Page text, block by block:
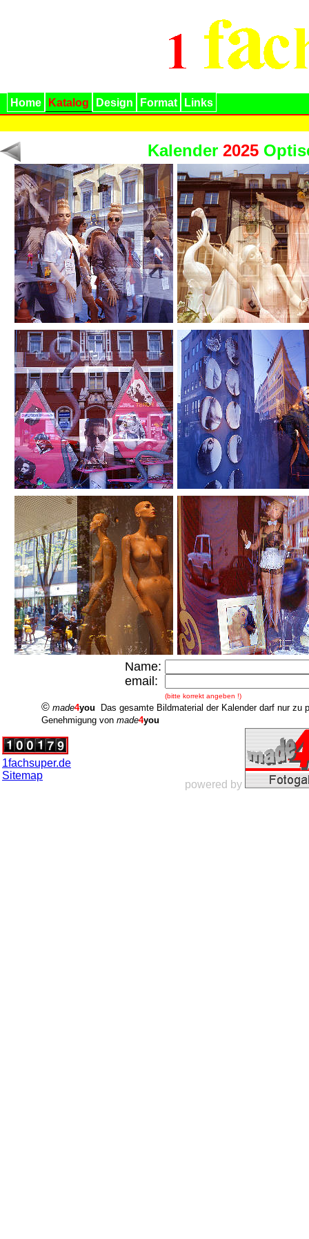
Home Katalog Design Format Links
Kalender 2025
Name:
email:
(bitte korrekt angeben !)
© made4you Das gesamte Bildmaterial der Kalender darf nur zu
Genehmigung von made4you
1fachsuper.de
Sitemap
powered by